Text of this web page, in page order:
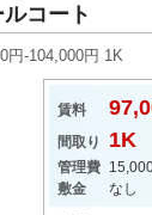
コート
円-104,000円 1K
賃料
間取り 1K
管理費
敷金
なし